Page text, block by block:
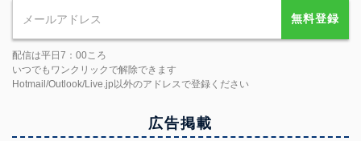
無料登録
配信は平日7：00ころ
いつでもワンクリックで解除できます
Hotmail/Outlook/Live.jp以外のアドレスで登録ください
広告掲載